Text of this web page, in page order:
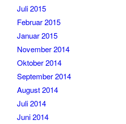
Juli 2015
Februar 2015
Januar 2015
November 2014
Oktober 2014
September 2014
August 2014
Juli 2014
Juni 2014